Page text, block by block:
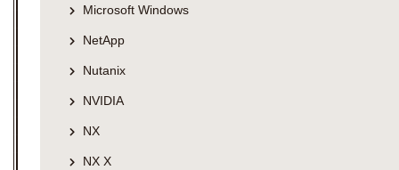
Microsoft Windows
NetApp
Nutanix
NVIDIA
NX
NX X